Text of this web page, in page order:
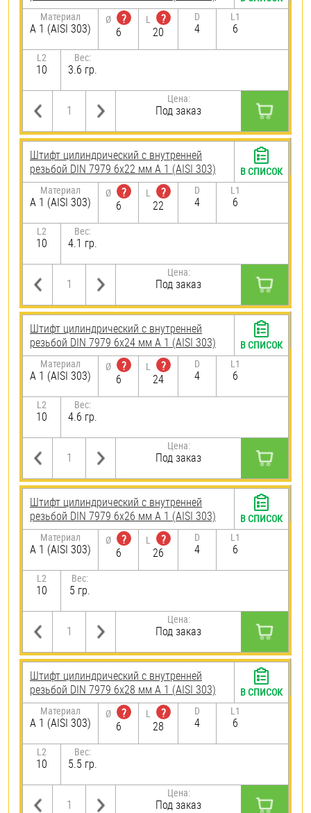
Материал
А 1 (AISI 303)
Ø
?
6
L
?
20
D
4
L1
6
L2
10
Вес:
3.6 гр.
Цена:
Под заказ
Штифт цилиндрический с внутренней
резьбой DIN 7979 6х22 мм А 1 (AISI 303)
Материал
А 1 (AISI 303)
Ø
?
6
L
?
22
D
4
L1
6
L2
10
Вес:
4.1 гр.
Цена:
Под заказ
В СПИСОК
Штифт цилиндрический с внутренней
резьбой DIN 7979 6х24 мм А 1 (AISI 303)
Материал
А 1 (AISI 303)
Ø
?
6
L
?
24
D
4
L1
6
L2
10
Вес:
4.6 гр.
Цена:
Под заказ
В СПИСОК
Штифт цилиндрический с внутренней
резьбой DIN 7979 6х26 мм А 1 (AISI 303)
Материал
А 1 (AISI 303)
Ø
?
6
L
?
26
D
4
L1
6
L2
10
Вес:
5 гр.
Цена:
Под заказ
В СПИСОК
Штифт цилиндрический с внутренней
резьбой DIN 7979 6х28 мм А 1 (AISI 303)
Материал
А 1 (AISI 303)
Ø
?
6
L
?
28
D
4
L1
6
L2
10
Вес:
5.5 гр.
Цена:
Под заказ
В СПИСОК